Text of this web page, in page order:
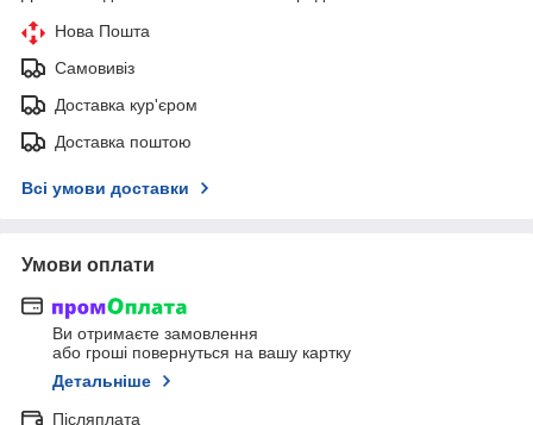
Нова Пошта
Самовивіз
Доставка кур'єром
Доставка поштою
Всі умови доставки
Умови оплати
Ви отримаєте замовлення
або гроші повернуться на вашу картку
Детальніше
Післяплата